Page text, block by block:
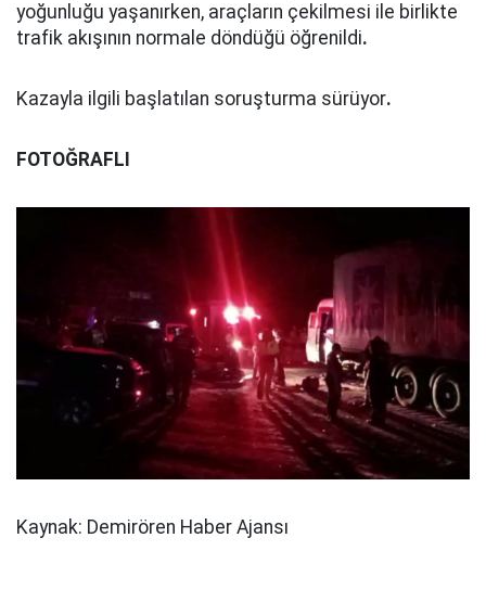
yoğunluğu yaşanırken, araçların çekilmesi ile birlikte
trafik akışının normale döndüğü öğrenildi.
Kazayla ilgili başlatılan soruşturma sürüyor.
FOTOĞRAFLI
Kaynak: Demirören Haber Ajansı